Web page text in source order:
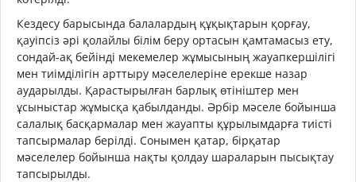
Кездесу барысында балалардың құқықтарын қорғау,
қауіпсіз әрі қолайлы білім беру ортасын қамтамасыз ету,
сондай-ақ бейінді мекемелер жұмысының жауапкершілігі
мен тиімділігін арттыру мәселелеріне ерекше назар
аударылды. Қарастырылған барлық өтініштер мен
ұсыныстар жұмысқа қабылданды. Әрбір мәселе бойынша
салалық басқармалар мен жауапты құрылымдарға тиісті
тапсырмалар берілді. Сонымен қатар, бірқатар
мәселелер бойынша нақты қолдау шараларын пысықтау
тапсырылды.